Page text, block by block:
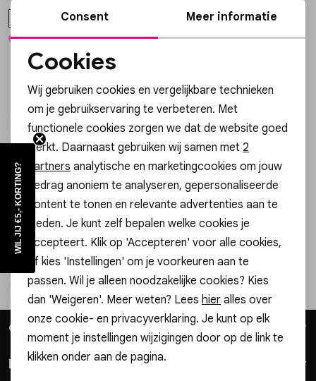
Skorts
Truien
Blazers & gilets
Rokken
Sets
Jumpsuits & playsuits
Broche
Steentje/bedel
Enkelbandjes
Overige Sieraden
Parfum
Sokken
Petten & Mutsen
Woonaccessoires
Overige Accessoires
Altijd als eerste op de hoogte zijn?
Schrijf je in voor onze nieuwsbrief en ontvang dan ook gelijk
€5,- korting!
Aanmelden
Hoe we met je data omgaan? Bekijk dit in onze privacyverklaring.
Gratis cadeauverpakking!
Gossip
Klantenservice
Noodzakelijke cookies
Personalisatie cookies
Analytische cookies
Marketing cookies
Consent Meer informatie
Cookies
Wij gebruiken cookies en vergelijkbare technieken
om je gebruikservaring te verbeteren. Met
functionele cookies zorgen we dat de website goed
werkt. Daarnaast gebruiken wij samen met 2
partners analytische en marketingcookies om jouw
gedrag anoniem te analyseren, gepersonaliseerde
content te tonen en relevante advertenties aan te
bieden. Je kunt zelf bepalen welke cookies je
accepteert. Klik op 'Accepteren' voor alle cookies,
of kies 'Instellingen' om je voorkeuren aan te
passen. Wil je alleen noodzakelijke cookies? Kies
dan 'Weigeren'. Meer weten? Lees hier alles over
onze cookie- en privacyverklaring. Je kunt op elk
moment je instellingen wijzigingen door op de link te
klikken onder aan de pagina.
WIL JIJ €5,- KORTING?